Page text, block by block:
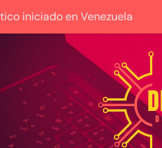
iniciado en Venezuela
con fecha valor viernes
opositores de la AN
insta a la banca a
café de «muy buena calidad»